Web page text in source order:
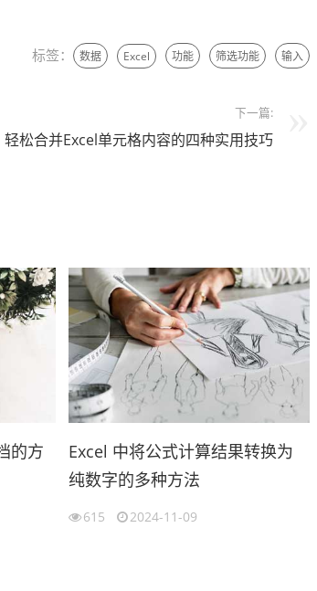
标签： 数据 Excel 功能 筛选功能 输入
下一篇:
轻松合并Excel单元格内容的四种实用技巧
的方
Excel 中将公式计算结果转换为
纯数字的多种方法
615 2024-11-09